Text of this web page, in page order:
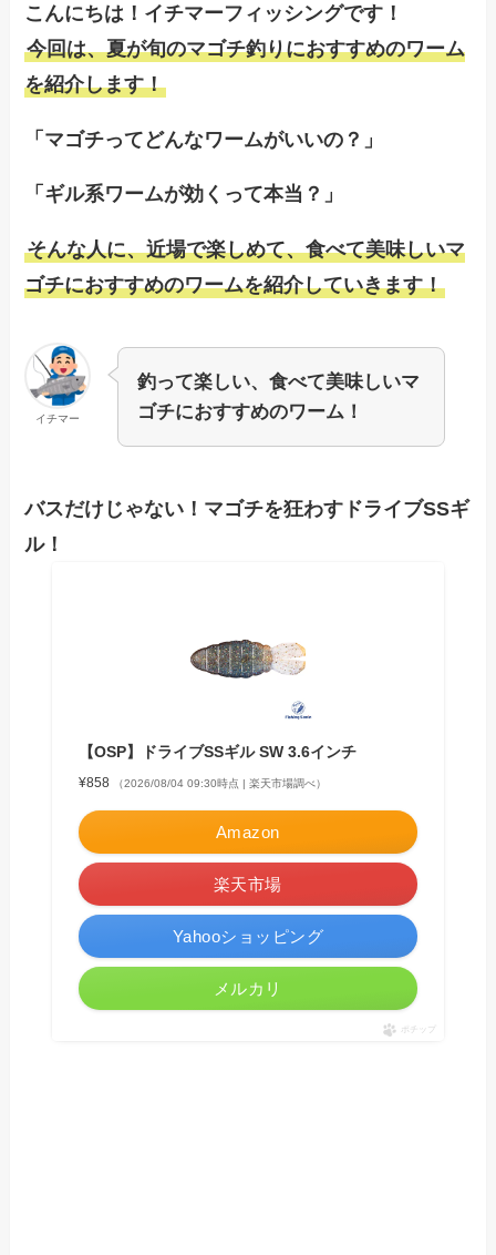
こんにちは！イチマーフィッシングです！
今回は、夏が旬のマゴチ釣りにおすすめのワーム
を紹介します！
「マゴチってどんなワームがいいの？」
「ギル系ワームが効くって本当？」
そんな人に、近場で楽しめて、食べて美味しいマ
ゴチにおすすめのワームを紹介していきます！
イチマー
釣って楽しい、食べて美味しいマ
ゴチにおすすめのワーム！
バスだけじゃない！マゴチを狂わすドライブSSギ
ル！
【OSP】ドライブSSギル SW 3.6インチ
¥858 （2026/08/04 09:30時点 | 楽天市場調べ）
Amazon
楽天市場
Yahooショッピング
メルカリ
ポチップ